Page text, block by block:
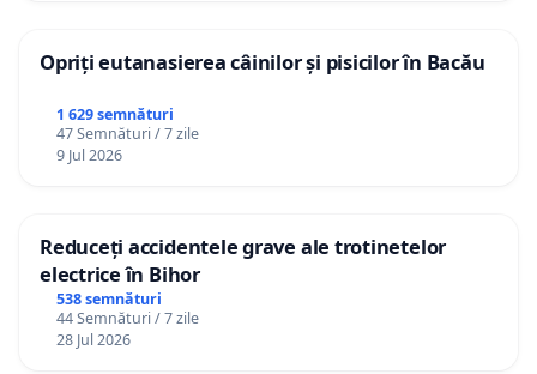
Opriți eutanasierea câinilor și pisicilor în Bacău
1 629 semnături
47 Semnături / 7 zile
9 Jul 2026
Reduceți accidentele grave ale trotinetelor
electrice în Bihor
538 semnături
44 Semnături / 7 zile
28 Jul 2026